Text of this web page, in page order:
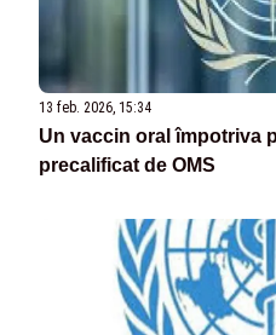
13 feb. 2026, 15:34
Un vaccin oral împotriva
precalificat de OMS